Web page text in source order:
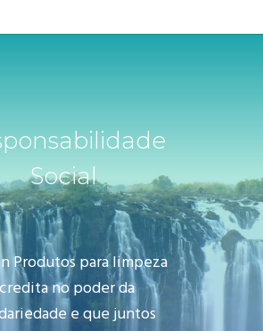
Social
Produtos para limpeza
no poder da
e que juntos